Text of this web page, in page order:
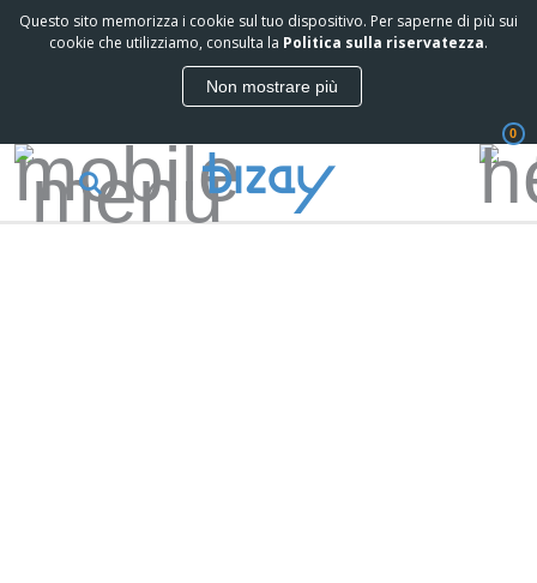
Questo sito memorizza i cookie sul tuo dispositivo. Per saperne di più sui
cookie che utilizziamo, consulta la Politica sulla riservatezza.
Non mostrare più
0